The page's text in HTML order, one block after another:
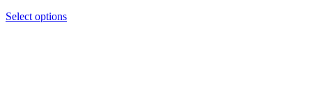
page
Select optionsThis